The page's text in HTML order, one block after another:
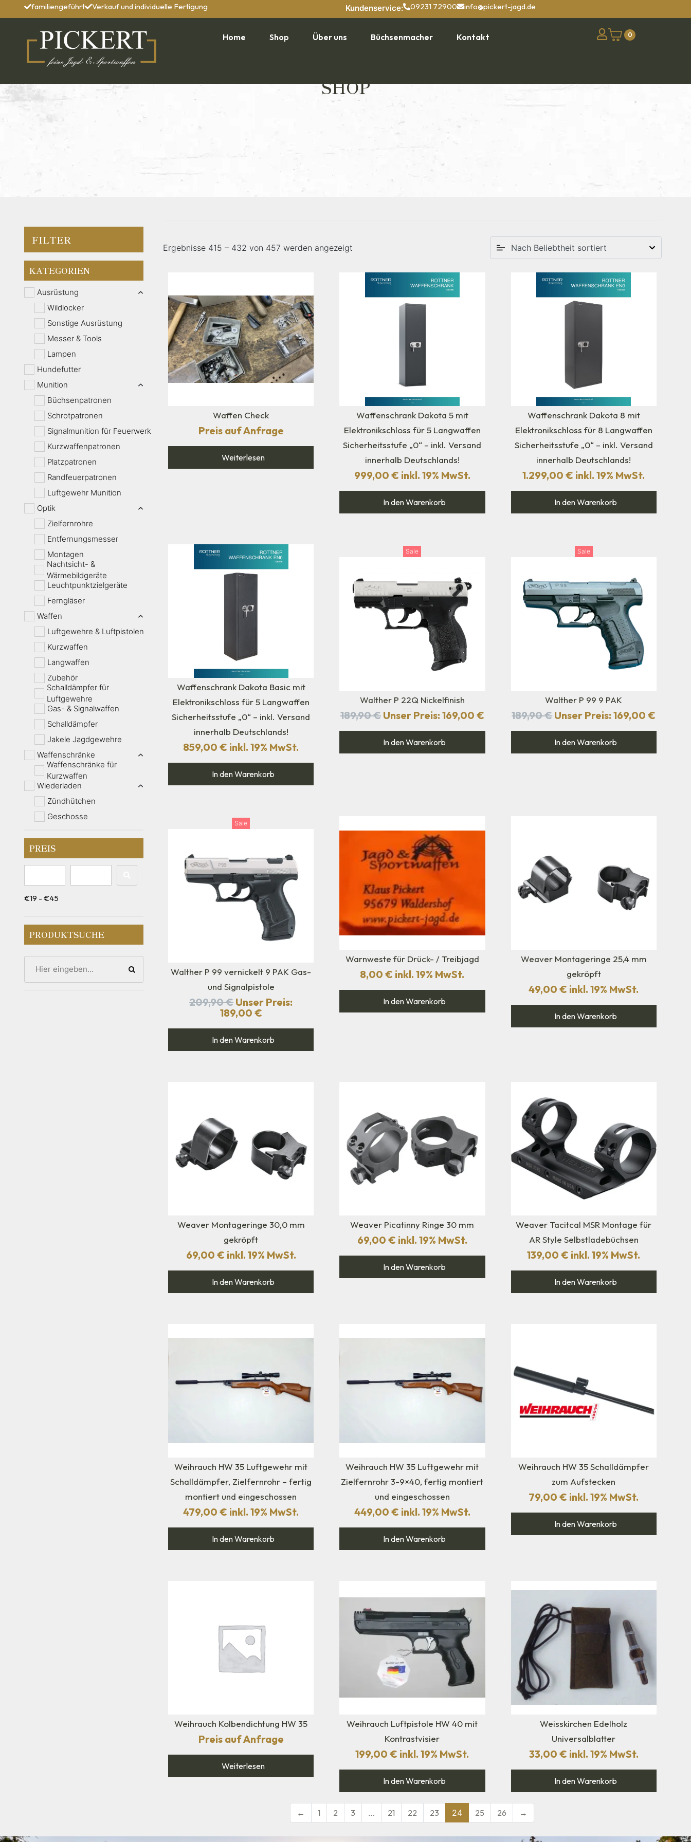
familiengeführt Verkauf und individuelle Fertigung Kundenservice: 09231 72900 info@pickert-jagd.de
Home Shop Über uns Büchsenmacher Kontakt 0
SHOP
FILTER
KATEGORIEN
Ausrüstung
Wildlocker
Sonstige Ausrüstung
Messer & Tools
Lampen
Hundefutter
Munition
Büchsenpatronen
Schrotpatronen
Signalmunition für Feuerwerk
Kurzwaffenpatronen
Platzpatronen
Randfeuerpatronen
Luftgewehr Munition
Optik
Zielfernrohre
Entfernungsmesser
Montagen
Nachtsicht- &
Wärmebildgeräte
Leuchtpunktzielgeräte
Ferngläser
Waffen
Luftgewehre & Luftpistolen
Kurzwaffen
Langwaffen
Zubehör
Schalldämpfer für
Luftgewehre
Gas- & Signalwaffen
Schalldämpfer
Jakele Jagdgewehre
Waffenschränke
Waffenschränke für
Kurzwaffen
Wiederladen
Zündhütchen
Geschosse
PREIS
€19 - €45
PRODUKTSUCHE
Ergebnisse 415 – 432 von 457 werden angezeigt
Waffen Check
Preis auf Anfrage
Weiterlesen
Waffenschrank Dakota 5 mit
Elektronikschloss für 5 Langwaffen
Sicherheitsstufe „0“ – inkl. Versand
innerhalb Deutschlands!
999,00 € inkl. 19% MwSt.
In den Warenkorb
Waffenschrank Dakota 8 mit
Elektronikschloss für 8 Langwaffen
Sicherheitsstufe „0“ – inkl. Versand
innerhalb Deutschlands!
1.299,00€ inkl. 19% MwSt.
In den Warenkorb
Waffenschrank Dakota Basic mit
Elektronikschloss für 5 Langwaffen
Sicherheitsstufe „0“ – inkl. Versand
innerhalb Deutschlands!
859,00€ inkl. 19% MwSt.
In den Warenkorb
Sale
Walther P 22Q Nickelfinish
189,90€ Unser Preis: 169,00 €
In den Warenkorb
Sale
Walther P 99 9 PAK
189,90€ Unser Preis:169,00€
In den Warenkorb
Sale
Walther P 99 vernickelt 9 PAK Gas-
und Signalpistole
209,90€ Unser Preis:
189,00 €
In den Warenkorb
Warnweste für Drück- / Treibjagd
8,00€ inkl. 19% MwSt.
In den Warenkorb
Weaver Montageringe 25,4 mm
gekröpft
49,00€ inkl. 19% MwSt.
In den Warenkorb
Weaver Montageringe 30,0 mm
gekröpft
69,00 € inkl. 19% MwSt.
In den Warenkorb
Weaver Picatinny Ringe 30 mm
69,00 € inkl. 19% MwSt.
In den Warenkorb
Weaver Tacitcal MSR Montage für
AR Style Selbstladebüchsen
139,00€ inkl. 19% MwSt.
In den Warenkorb
Weihrauch HW 35 Luftgewehr mit
Schalldämpfer, Zielfernrohr – fertig
montiert und eingeschossen
479,00€ inkl. 19% MwSt.
In den Warenkorb
Weihrauch HW 35 Luftgewehr mit
Zielfernrohr 3-9×40, fertig montiert
und eingeschossen
449,00 € inkl. 19% MwSt.
In den Warenkorb
Weihrauch HW 35 Schalldämpfer
zum Aufstecken
79,00€ inkl. 19% MwSt.
In den Warenkorb
Weihrauch Kolbendichtung HW 35
Preis auf Anfrage
Weiterlesen
Weihrauch Luftpistole HW 40 mit
Kontrastvisier
199,00€ inkl. 19% MwSt.
In den Warenkorb
Weisskirchen Edelholz
Universalblatter
33,00 € inkl. 19% MwSt.
In den Warenkorb
← 1 2 3 … 21 22 23 24 25 26 →